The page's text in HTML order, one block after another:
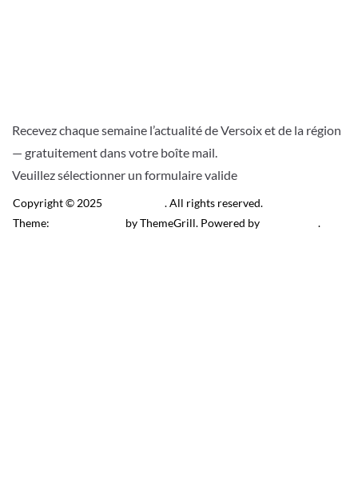
Recevez chaque semaine l’actualité de Versoix et de la région
— gratuitement dans votre boîte mail.
Veuillez sélectionner un formulaire valide
Copyright © 2025
. All rights reserved.
Theme:
by ThemeGrill. Powered by .